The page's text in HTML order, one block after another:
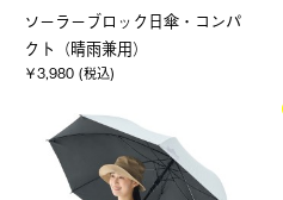
ソーラーブロック日傘・コンパ
クト（晴雨兼用）
￥3,980 (税込)